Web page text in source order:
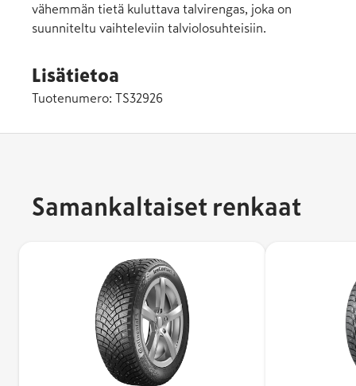
vähemmän tietä kuluttava talvirengas, joka on
suunniteltu vaihteleviin talviolosuhteisiin.
Lisätietoa
Tuotenumero: TS32926
Samankaltaiset renkaat